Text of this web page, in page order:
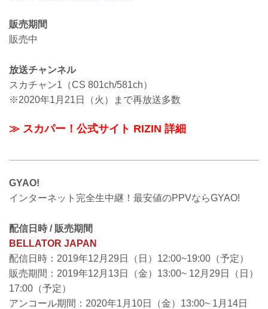
販売期間
販売中
放送チャンネル
スカチャン1（CS 801ch/581ch）
※2020年1月21日（火）まで再放送多数
≫ スカパー！公式サイト RIZIN 詳細
GYAO!
インターネット完全生中継！最安値のPPVならGYAO!
配信日時 / 販売期間
BELLATOR JAPAN
配信日時：2019年12月29日（日）12:00~19:00（予定）
販売期間：2019年12月13日（金）13:00~ 12月29日（日）
17:00（予定）
アンコール期間：2020年1月10日（金）13:00~ 1月14日